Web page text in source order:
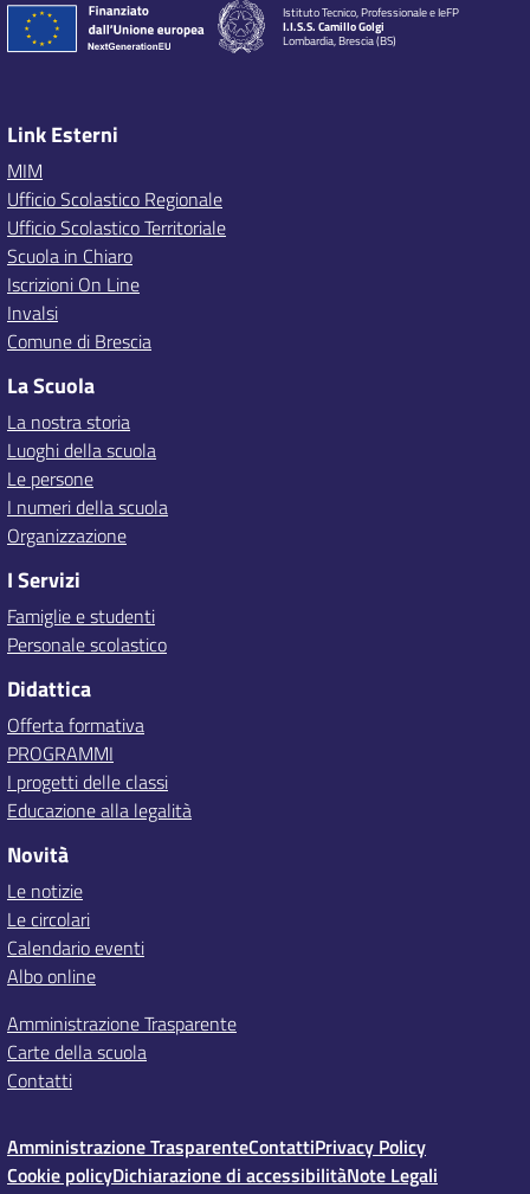
Istituto Tecnico, Professionale e IeFP
I.I.S.S. Camillo Golgi
Lombardia, Brescia (BS)
Link Esterni
MIM
Ufficio Scolastico Regionale
Ufficio Scolastico Territoriale
Scuola in Chiaro
Iscrizioni On Line
Invalsi
Comune di Brescia
La Scuola
La nostra storia
Luoghi della scuola
Le persone
I numeri della scuola
Organizzazione
I Servizi
Famiglie e studenti
Personale scolastico
Didattica
Offerta formativa
PROGRAMMI
I progetti delle classi
Educazione alla legalità
Novità
Le notizie
Le circolari
Calendario eventi
Albo online
Amministrazione Trasparente
Carte della scuola
Contatti
Amministrazione TrasparenteContattiPrivacy Policy
Cookie policyDichiarazione di accessibilitàNote Legali